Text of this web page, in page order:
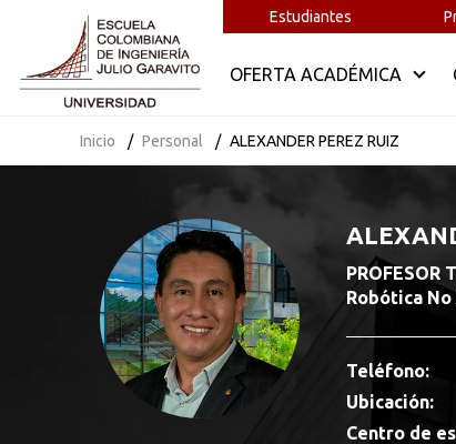
Estudiantes
OFERTA ACADÉMICA
Inicio Personal ALEXANDER PEREZ RUIZ
Robótica
Teléfono:
Ubicación:
Centro de